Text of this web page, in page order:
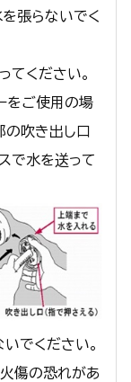
張らないでく
てください。
をご使用の場
の吹き出し口
で水を送って
でください。
傷の恐れがあ